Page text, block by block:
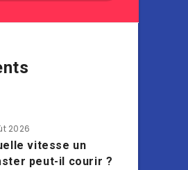
2026
vitesse un
peut-il courir ?